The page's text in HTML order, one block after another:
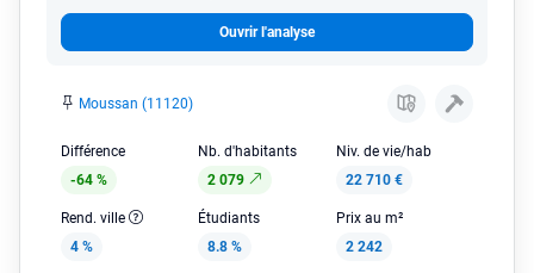
Ouvrir l'analyse
Moussan (11120)
Différence
-64 %
Nb. d'habitants
2 079
Niv. de vie/hab
22 710 €
Rend. ville
4 %
Étudiants
8.8 %
Prix au m²
2 242